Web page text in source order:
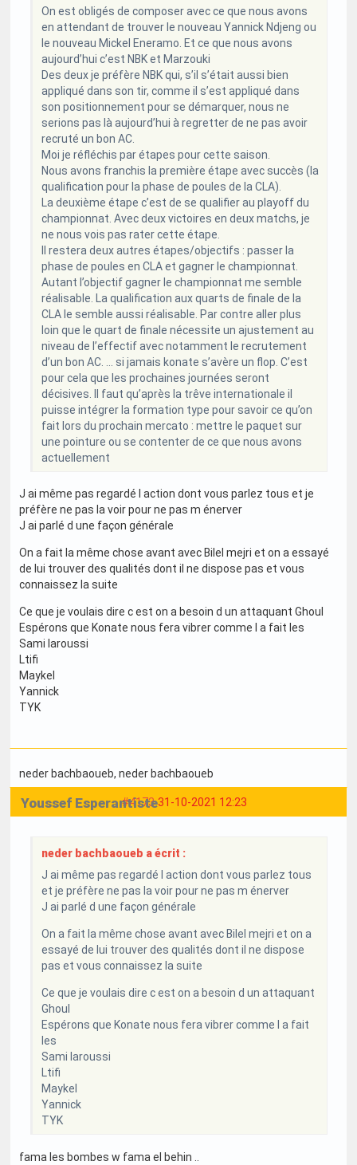
On est obligés de composer avec ce que nous avons
en attendant de trouver le nouveau Yannick Ndjeng ou
le nouveau Mickel Eneramo. Et ce que nous avons
aujourd’hui c’est NBK et Marzouki
Des deux je préfère NBK qui, s’il s’était aussi bien
appliqué dans son tir, comme il s’est appliqué dans
son positionnement pour se démarquer, nous ne
serions pas là aujourd’hui à regretter de ne pas avoir
recruté un bon AC.
Moi je réfléchis par étapes pour cette saison.
Nous avons franchis la première étape avec succès (la
qualification pour la phase de poules de la CLA).
La deuxième étape c’est de se qualifier au playoff du
championnat. Avec deux victoires en deux matchs, je
ne nous vois pas rater cette étape.
Il restera deux autres étapes/objectifs : passer la
phase de poules en CLA et gagner le championnat.
Autant l’objectif gagner le championnat me semble
réalisable. La qualification aux quarts de finale de la
CLA le semble aussi réalisable. Par contre aller plus
loin que le quart de finale nécessite un ajustement au
niveau de l’effectif avec notamment le recrutement
d’un bon AC. … si jamais konate s’avère un flop. C’est
pour cela que les prochaines journées seront
décisives. Il faut qu’après la trêve internationale il
puisse intégrer la formation type pour savoir ce qu’on
fait lors du prochain mercato : mettre le paquet sur
une pointure ou se contenter de ce que nous avons
actuellement
J ai même pas regardé l action dont vous parlez tous et je
préfère ne pas la voir pour ne pas m énerver
J ai parlé d une façon générale
On a fait la même chose avant avec Bilel mejri et on a essayé
de lui trouver des qualités dont il ne dispose pas et vous
connaissez la suite
Ce que je voulais dire c est on a besoin d un attaquant Ghoul
Espérons que Konate nous fera vibrer comme l a fait les
Sami laroussi
Ltifi
Maykel
Yannick
TYK
neder bachbaoueb, neder bachbaoueb
#4173 31-10-2021 12:23
Youssef Esperantiste
neder bachbaoueb a écrit :
J ai même pas regardé l action dont vous parlez tous
et je préfère ne pas la voir pour ne pas m énerver
J ai parlé d une façon générale
On a fait la même chose avant avec Bilel mejri et on a
essayé de lui trouver des qualités dont il ne dispose
pas et vous connaissez la suite
Ce que je voulais dire c est on a besoin d un attaquant
Ghoul
Espérons que Konate nous fera vibrer comme l a fait
les
Sami laroussi
Ltifi
Maykel
Yannick
TYK
fama les bombes w fama el behin ..